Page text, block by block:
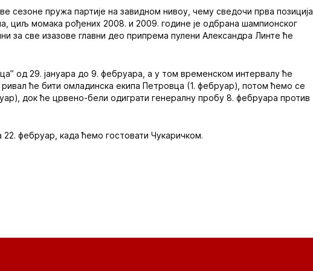
сезоне пружа партије на завидном нивоу, чему сведочи прва позиција
циљ момака рођених 2008. и 2009. године је одбрана шампионског
за све изазове главни део припрема пулени Александра Линте ће
од 29. јануара до 9. фебруара, а у том временском интервалу ће
ће бити омладинска екипа Петровца (1. фебруар), потом ћемо се
док ће црвено-бели одиграти генералну пробу 8. фебруара против
22. фебруар, када ћемо гостовати Чукаричком.